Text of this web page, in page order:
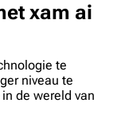
xam ai
te
niveau te
de wereld van